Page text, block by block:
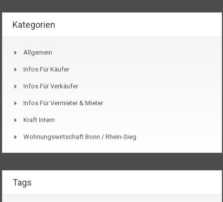
Kategorien
Allgemein
Infos Für Käufer
Infos Für Verkäufer
Infos Für Vermieter & Mieter
Kraft Intern
Wohnungswirtschaft Bonn / Rhein-Sieg
Tags